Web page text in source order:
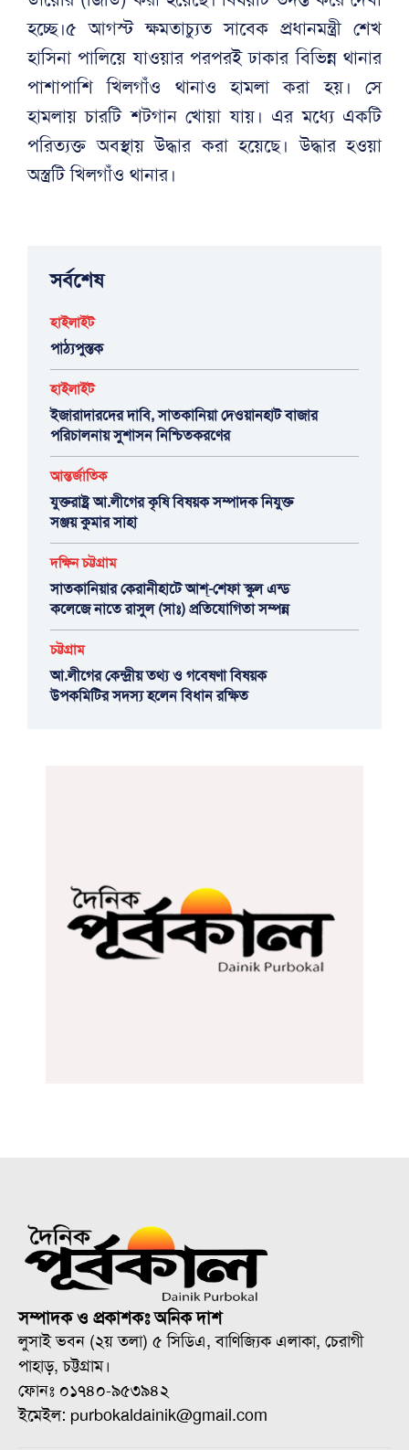
হচ্ছে।৫ আগস্ট ক্ষমতাচ্যুত সাবেক প্রধানমন্ত্রী শেখ
হাসিনা পালিয়ে যাওয়ার পরপরই ঢাকার বিভিন্ন থানার
পাশাপাশি খিলগাঁও থানাও হামলা করা হয়। সে
হামলায় চারটি শটগান খোয়া যায়। এর মধ্যে একটি
পরিত্যক্ত অবস্থায় উদ্ধার করা হয়েছে। উদ্ধার হওয়া
অস্ত্রটি খিলগাঁও থানার।
সর্বশেষ
হাইলাইট
পাঠ্যপুস্তক
হাইলাইট
ইজারাদারদের দাবি, সাতকানিয়া দেওয়ানহাট বাজার
পরিচালনায় সুশাসন নিশ্চিতকরণের
আন্তর্জাতিক
যুক্তরাষ্ট্র আ.লীগের কৃষি বিষয়ক সম্পাদক নিযুক্ত
সঞ্জয় কুমার সাহা
দক্ষিন চট্টগ্রাম
সাতকানিয়ার কেরানীহাটে আশ্-শেফা স্কুল এন্ড
কলেজে নাতে রাসুল (সাঃ) প্রতিযোগিতা সম্পন্ন
চট্টগ্রাম
আ.লীগের কেন্দ্রীয় তথ্য ও গবেষণা বিষয়ক
উপকমিটির সদস্য হলেন বিধান রক্ষিত
সম্পাদক ও প্রকাশকঃ অনিক দাশ
লুসাই ভবন (২য় তলা) ৫ সিডিএ, বাণিজ্যিক এলাকা, চেরাগী
পাহাড়, চট্টগ্রাম।
ফোনঃ ০১৭৪০-৯৫৩৯৪২
ইমেইল: purbokaldainik@gmail.com